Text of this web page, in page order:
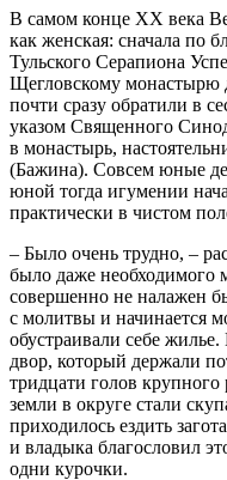
В самом конце ХХ века
как женская: сначала по
Тульского Серапиона
Щегловскому монастырю
почти сразу обратили в
указом Священного
в монастырь,
(Бажина). Совсем юные
юной тогда игумении
практически в чистом
– Было очень трудно, –
было даже
совершенно не налажен
с молитвы и начинается
обустраивали себе
двор, который держали
тридцати голов крупного
земли в округе стали
приходилось ездить
и владыка благословил
одни курочки.